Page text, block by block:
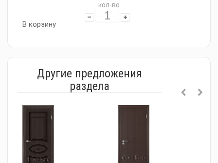
кол-во
В корзину
Другие предложения
раздела